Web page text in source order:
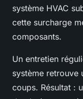
système HVAC
cette surcharge
composants.
Un entretien
système retrouve
coups. Résultat :